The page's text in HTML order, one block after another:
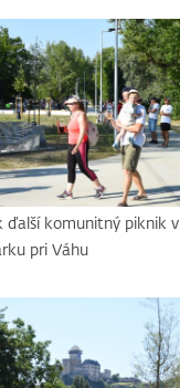
ďalší komunitný piknik v
pri Váhu